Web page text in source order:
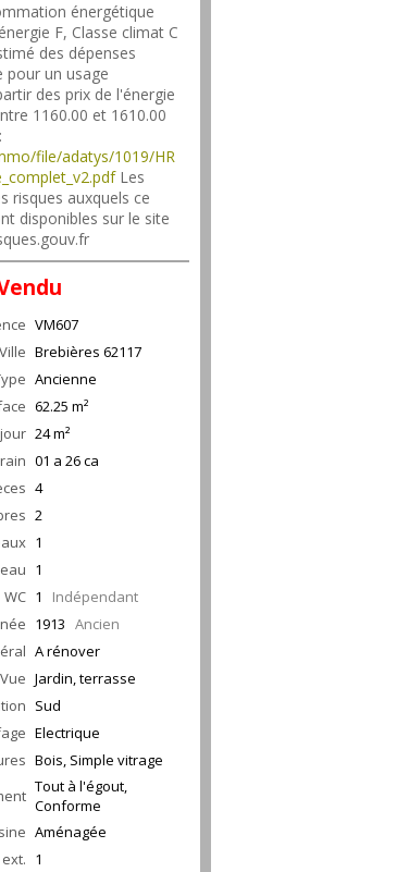
énergétique
F, Classe climat C
des dépenses
pour un usage
des prix de l'énergie
1160.00 et 1610.00
file/adatys/1019/HR
Les
risques auxquels ce
disponibles sur le site
VM607
Ville Brebières 62117
Ancienne
62.25 m²
24m²
01 a 26 ca
4
2
1
1
WC 1 Indépendant
1913 Ancien
A rénover
Vue Jardin, terrasse
Sud
Electrique
Bois, Simple vitrage
Tout à l'égout,
Conforme
Aménagée
1